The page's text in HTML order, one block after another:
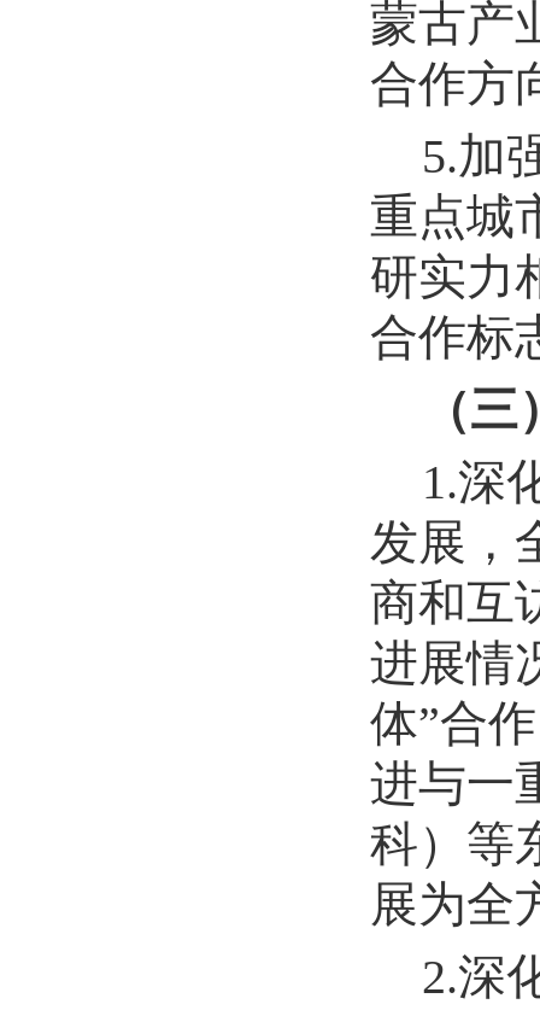
蒙古产
合作方
5.加
重点城
研实力
合作标
（
1.深
发展，
商和互
进展情
体”合
进与一
科）等
展为全
2.深